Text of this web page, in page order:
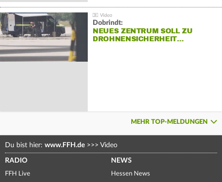
Dobrindt:
NEUES ZENTRUM SOLL ZU
DROHNENSICHERHEIT…
MEHR TOP-MELDUNGEN
Du bist hier: www.FFH.de >>> Video
RADIO
FFH Live
NEWS
Hessen News